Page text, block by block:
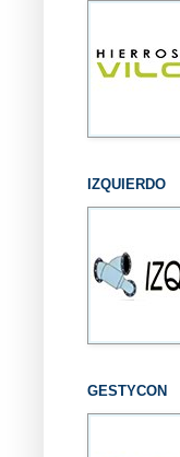
IZQUIERDO
GESTYCON